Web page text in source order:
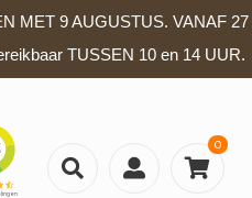
MET 9 AUGUSTUS. VANAF 27
TUSSEN 10 en 14 UUR.
0